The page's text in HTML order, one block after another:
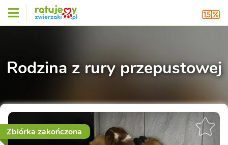
Rodzina z rury przepustowej
Zbiórka zakończona